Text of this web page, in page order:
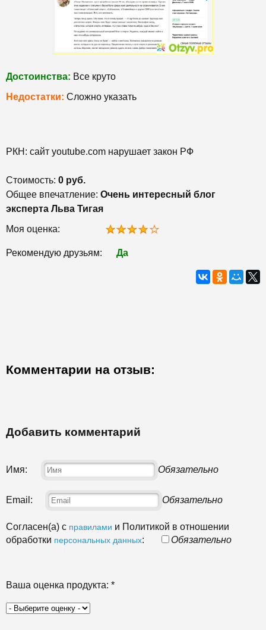
Достоинства: Все круто
Недостатки: Сложно указать
РКН: сайт youtube.com нарушает закон РФ
Стоимость: 0 руб.
Общее впечатление: Очень интересный блог
эксперта Льва Тигая
Моя оценка:
Рекомендую друзьям: Да
Комментарии на отзыв:
Добавить комментарий
Имя: Обязательно
Email: Обязательно
Согласен(а) с правилами и Политикой в отношении
обработки персональных данных: Обязательно
Ваша оценка продукта: *